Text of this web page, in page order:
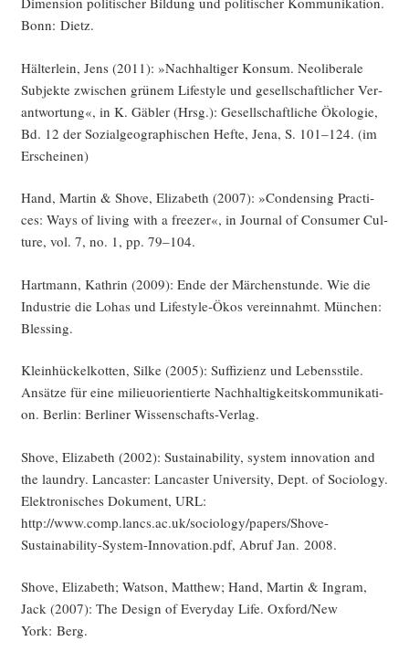
Bonn: Dietz.
Häl­ter­lein, Jens (2011): »Nach­hal­ti­ger Kon­sum. Neo­li­be­ra­le
Sub­jek­te zwi­schen grü­nem Life­style und gesell­schaft­li­cher Ver­
ant­wor­tung«, in K. Gäb­ler (Hrsg.): Gesell­schaft­li­che Öko­lo­gie,
Bd. 12 der Sozi­al­geo­gra­phi­schen Hef­te, Jena, S. 101–124. (im
Erscheinen)
Hand, Mar­tin & Sho­ve, Eliza­beth (2007): »Con­den­sing Prac­ti­
ces: Ways of living with a free­zer«, in Jour­nal of Con­su­mer Cul­
tu­re, vol. 7, no. 1, pp. 79–104.
Hart­mann, Kath­rin (2009): Ende der Mär­chen­stun­de. Wie die
Indus­trie die Lohas und Life­style-Ökos ver­ein­nahmt. Mün­chen:
Blessing.
Klein­hü­ckel­kot­ten, Sil­ke (2005): Suf­fi­zi­enz und Lebens­sti­le.
Ansät­ze für eine milieu­ori­en­tier­te Nach­hal­tig­keits­kom­mu­ni­ka­ti­
on. Ber­lin: Ber­li­ner Wissenschafts-Verlag.
Sho­ve, Eliza­beth (2002): Sus­taina­bi­li­ty, sys­tem inno­va­ti­on and
the laun­dry. Lan­cas­ter: Lan­cas­ter Uni­ver­si­ty, Dept. of Socio­lo­gy.
Elek­tro­ni­sches Doku­ment, URL:
http://www.comp.lancs.ac.uk/sociology/papers/Shove-
Sustainability-System-Innovation.pdf, Abruf Jan. 2008.
Sho­ve, Eliza­beth; Wat­son, Matthew; Hand, Mar­tin & Ing­ram,
Jack (2007): The Design of Ever­y­day Life. Oxford/New
York: Berg.